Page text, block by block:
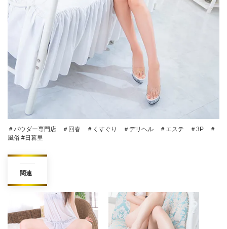
＃パウダー専門店 ＃回春 ＃くすぐり ＃デリヘル ＃エステ ＃3P ＃
風俗 #日暮里
関連